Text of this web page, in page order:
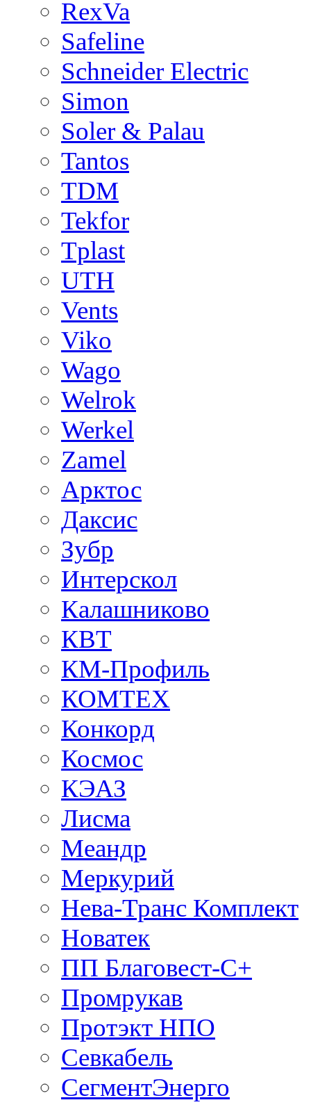
RexVa
Safeline
Schneider Electric
Simon
Soler & Palau
Tantos
TDM
Tekfor
Tplast
UTH
Vents
Viko
Wago
Welrok
Werkel
Zamel
Арктос
Даксис
Зубр
Интерскол
Калашниково
КВТ
КМ-Профиль
КОМТЕХ
Конкорд
Космос
КЭАЗ
Лисма
Меандр
Меркурий
Нева-Транс Комплект
Новатек
ПП Благовест-С+
Промрукав
Протэкт НПО
Севкабель
СегментЭнерго